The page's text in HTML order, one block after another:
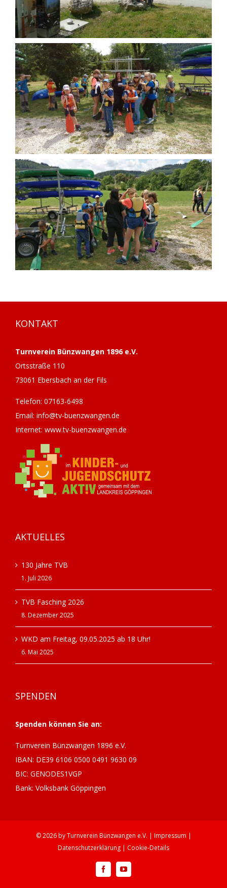
KONTAKT
Turnverein Bünzwangen 1896 e.V.
Ortsstraße 110
73061 Ebersbach an der Fils
Telefon: 07163-6498
Email: info@tv-buenzwangen.de
Internet: www.tv-buenzwangen.de
AKTUELLES
130 Jahre TVB
1. Juli 2026
TVB Fasching 2026
8. Dezember 2025
WKD am Freitag, 09.05.2025 ab 18 Uhr!
6. Mai 2025
SPENDEN
Spenden können Sie an:
Turnverein Bünzwangen 1896 e.V.
IBAN: DE39 6106 0500 0491 9630 09
BIC: GENODES1VGP
Bank: Volksbank Göppingen
©2026 byTurnverein Bünzwangen e.V. | Impressum |
Datenschutzerklärung | Cookie-Details
FacebookYouTube